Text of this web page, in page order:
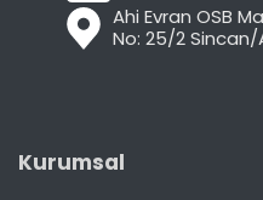
Ahi Evran OSB
No: 25/2 Sincan/
Kurumsal